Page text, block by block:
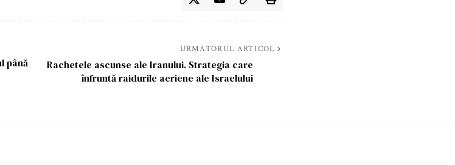
până
URMATORUL ARTICOL
Rachetele ascunse ale Iranului. Strategia care
înfruntă raidurile aeriene ale Israelului